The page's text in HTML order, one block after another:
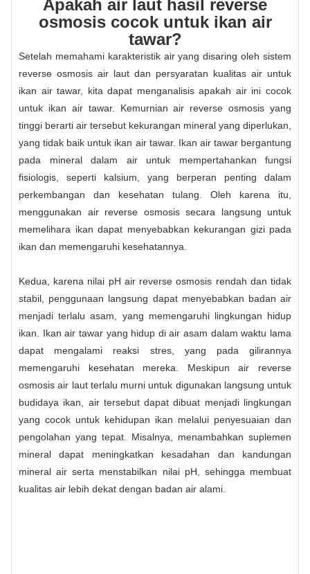
Apakah air laut hasil reverse
osmosis cocok untuk ikan air
tawar?
Setelah memahami karakteristik air yang disaring oleh sistem
reverse osmosis air laut dan persyaratan kualitas air untuk
ikan air tawar, kita dapat menganalisis apakah air ini cocok
untuk ikan air tawar. Kemurnian air reverse osmosis yang
tinggi berarti air tersebut kekurangan mineral yang diperlukan,
yang tidak baik untuk ikan air tawar. Ikan air tawar bergantung
pada mineral dalam air untuk mempertahankan fungsi
fisiologis, seperti kalsium, yang berperan penting dalam
perkembangan dan kesehatan tulang. Oleh karena itu,
menggunakan air reverse osmosis secara langsung untuk
memelihara ikan dapat menyebabkan kekurangan gizi pada
ikan dan memengaruhi kesehatannya.
Kedua, karena nilai pH air reverse osmosis rendah dan tidak
stabil, penggunaan langsung dapat menyebabkan badan air
menjadi terlalu asam, yang memengaruhi lingkungan hidup
ikan. Ikan air tawar yang hidup di air asam dalam waktu lama
dapat mengalami reaksi stres, yang pada gilirannya
memengaruhi kesehatan mereka. Meskipun air reverse
osmosis air laut terlalu murni untuk digunakan langsung untuk
budidaya ikan, air tersebut dapat dibuat menjadi lingkungan
yang cocok untuk kehidupan ikan melalui penyesuaian dan
pengolahan yang tepat. Misalnya, menambahkan suplemen
mineral dapat meningkatkan kesadahan dan kandungan
mineral air serta menstabilkan nilai pH, sehingga membuat
kualitas air lebih dekat dengan badan air alami.